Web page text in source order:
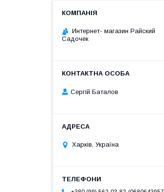
Интернет- магазин Райский
Садочек
Сергій Баталов
Харків, Україна